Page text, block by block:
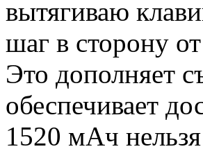
вытягиваю
шаг в сторону
Это дополняет
обеспечивает
1520 мАч